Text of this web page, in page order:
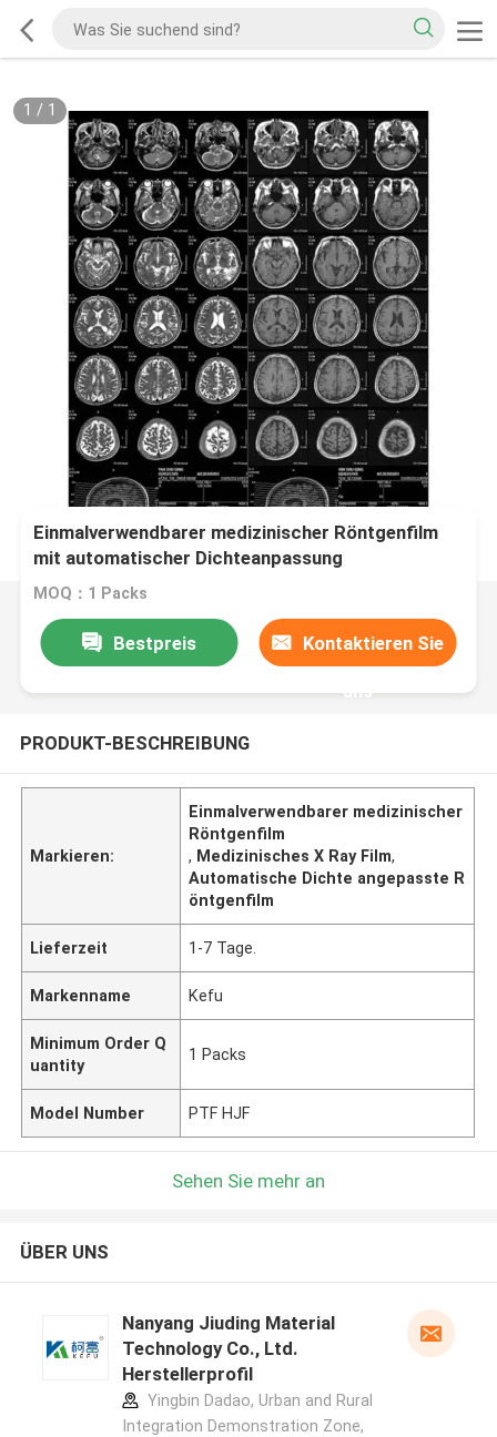
1 / 1
Einmalverwendbarer medizinischer Röntgenfilm
mit automatischer Dichteanpassung
MOQ：1 Packs
Bestpreis Kontaktieren Sie
uns
PRODUKT-BESCHREIBUNG
Markieren:
Einmalverwendbarer medizinischer
Röntgenfilm
, Medizinisches X Ray Film,
Automatische Dichte angepasste R
öntgenfilm
Lieferzeit 1-7 Tage.
Markenname Kefu
Minimum Order Q
uantity
1 Packs
Model Number PTF HJF
Sehen Sie mehr an
ÜBER UNS
Nanyang Jiuding Material
Technology Co., Ltd.
Herstellerprofil
Yingbin Dadao, Urban and Rural
Integration Demonstration Zone,